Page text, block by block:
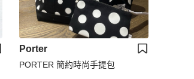
Porter
PORTER 簡約時尚手提包